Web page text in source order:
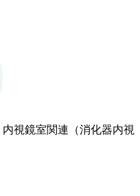
内視鏡室関連（消化器内視